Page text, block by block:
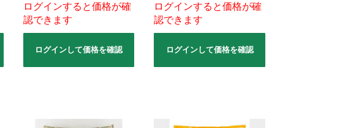
ログインすると価格が確
認できます
ログインして価格を確認
ログインすると価格が確
認できます
ログインして価格を確認